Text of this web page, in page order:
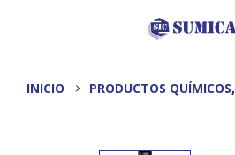
INICIO PRODUCTOS QUÍMICOS,